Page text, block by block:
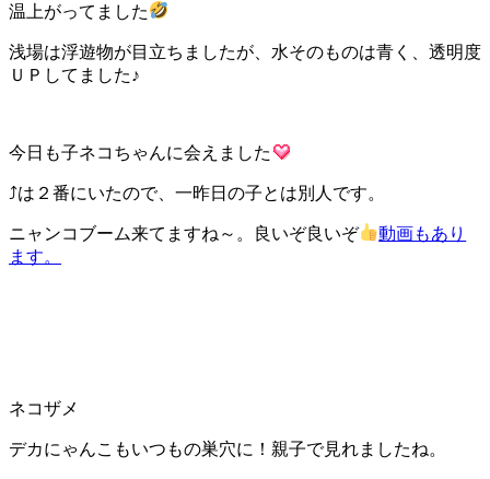
温上がってました
浅場は浮遊物が目立ちましたが、水そのものは青く、透明度
ＵＰしてました♪
今日も子ネコちゃんに会えました
⤴は２番にいたので、一昨日の子とは別人です。
ニャンコブーム来てますね～。良いぞ良いぞ
動画もあり
ます。
ネコザメ
デカにゃんこもいつもの巣穴に！親子で見れましたね。